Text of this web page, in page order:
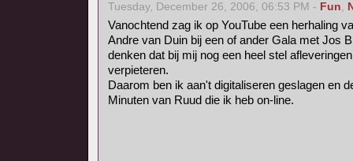
Tuesday, December 26, 2006, 06:53 PM - Fun,
Vanochtend zag ik op YouTube een herhaling
Andre van Duin bij een of ander Gala met Jos
denken dat bij mij nog een heel stel
verpieteren.
Daarom ben ik aan't digitaliseren geslagen en
Minuten van Ruud die ik heb on-line.